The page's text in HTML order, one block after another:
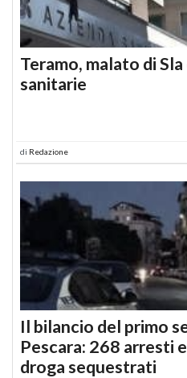
Teramo, malato di
sanitarie
di Redazione
Il bilancio del primo
Pescara: 268 arresti
droga sequestrati